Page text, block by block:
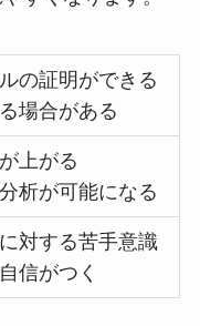
の証明ができる
場合がある
上がる
析が可能になる
対する苦手意識
信がつく